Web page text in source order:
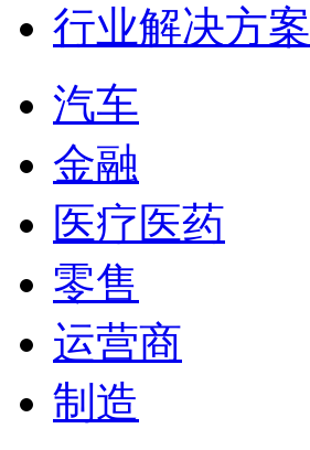
行业解决方案
汽车
金融
医疗医药
零售
运营商
制造